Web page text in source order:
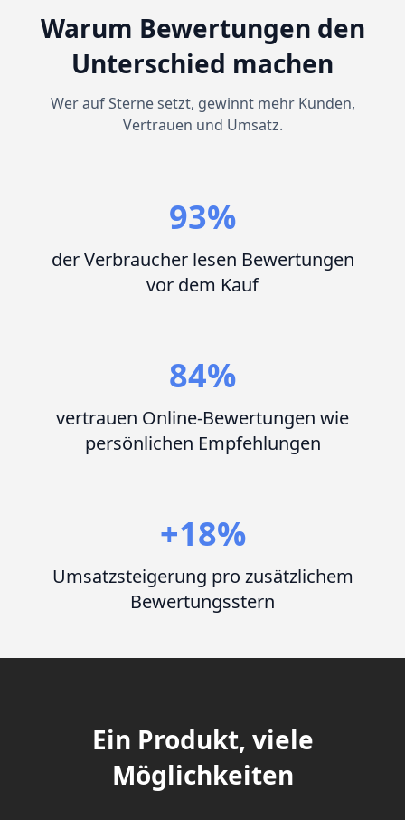
Warum Bewertungen den
Unterschied machen
Wer auf Sterne setzt, gewinnt mehr Kunden,
Vertrauen und Umsatz.
93%
der Verbraucher lesen Bewertungen
vor dem Kauf
84%
vertrauen Online-Bewertungen wie
persönlichen Empfehlungen
+18%
Umsatzsteigerung pro zusätzlichem
Bewertungsstern
Ein Produkt, viele
Möglichkeiten